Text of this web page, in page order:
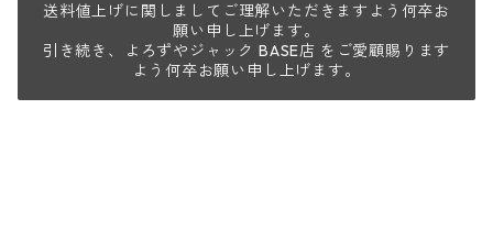
送料値上げに関しましてご理解いただきますよう何卒お
願い申し上げます。
引き続き、よろずやジャック BASE店 をご愛顧賜ります
よう何卒お願い申し上げます。